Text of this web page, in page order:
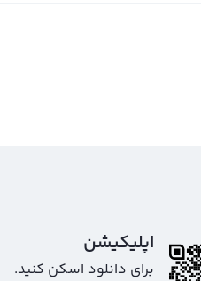
اپلیکیشن
برای دانلود اسکن کنید.